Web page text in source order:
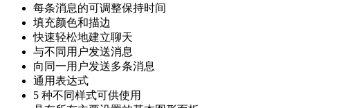
每条消息的可调整保持时间
填充颜​​色和描边
快速轻松地建立聊天
与不同用户发送消息
向同一用户发送多条消息
通用表达式
5 种不同样式可供使用